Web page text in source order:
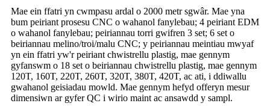
Mae ein ffatri yn cwmpasu ardal o 2000 metr sgwâr. Mae yna
bum peiriant prosesu CNC o wahanol fanylebau; 4 peiriant EDM
o wahanol fanylebau; peiriannau torri gwifren 3 set; 6 set o
beiriannau melino/troi/malu CNC; y peiriannau meintiau mwyaf
yn ein ffatri yw'r peiriant chwistrellu plastig, mae gennym
gyfanswm o 18 set o beiriannau chwistrellu plastig, mae gennym
120T, 160T, 220T, 260T, 320T, 380T, 420T, ac ati, i ddiwallu
gwahanol geisiadau mowld. Mae gennym hefyd offeryn mesur
dimensiwn ar gyfer QC i wirio maint ac ansawdd y sampl.